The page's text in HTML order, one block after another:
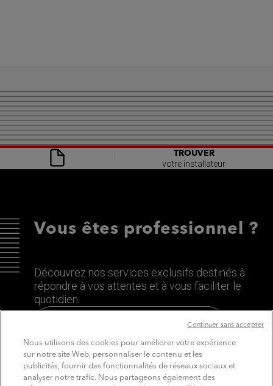
TROUVER
votre installateur
Vous êtes professionnel ?
Découvrez nos services exclusifs destinés à
répondre à vos attentes et à vous faciliter le
quotidien.
Découvrez le site dédié aux Pros
Nous utilisons des cookies pour améliorer votre expérience
sur notre site Web, personnaliser le contenu et les
publicités, fournir des fonctionnalités de réseaux sociaux et
analyser notre trafic. Nous partageons également des
Continuer sans accepter